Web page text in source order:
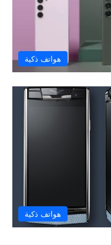
هواتف ذكية
هواتف ذكية